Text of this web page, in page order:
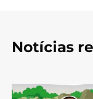
Notícias